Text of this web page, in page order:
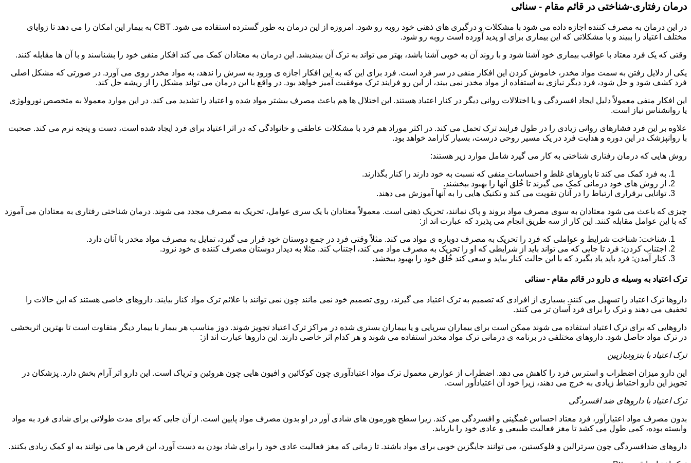
درمان رفتاری-شناختی در قائم مقام - سنائی
در این درمان به مصرف کننده اجازه داده می شود با مشکلات و درگیری های ذهنی خود روبه رو شود. امروزه از این درمان به طور گسترده استفاده می شود. CBT به بیمار این امکان را می دهد تا زوایای
مختلف اعتیاد را ببیند و با مشکلاتی که این بیماری برای او پدید آورده است روبه رو شود.
وقتی که یک فرد معتاد با عواقب بیماری خود آشنا شود و با روند آن به خوبی آشنا باشد، بهتر می تواند به ترک آن بیندیشد. این درمان به معتادان کمک می کند افکار منفی خود را بشناسند و با آن ها مقابله کنند.
یکی از دلایل رفتن به سمت مواد مخدر، خاموش کردن این افکار منفی در سر فرد است. فرد برای این که به این افکار اجازه ی ورود به سرش را ندهد، به مواد مخدر روی می آورد. در صورتی که مشکل اصلی
فرد کشف شود و حل شود، فرد دیگر نیازی به استفاده از مواد مخدر نمی بیند، از این رو فرایند ترک موفقیت آمیز خواهد بود. در واقع با این درمان می تواند مشکل را از ریشه حل کند.
این افکار منفی معمولاً دلیل ایجاد افسردگی و یا اختلالات روانی دیگر در کنار اعتیاد هستند. این اختلال ها هم باعث مصرف بیشتر مواد شده و اعتیاد را تشدید می کند. در این موارد معمولا به متخصص نورولوژی
یا روانشناس نیاز است.
علاوه بر این فرد فشارهای روانی زیادی را در طول فرایند ترک تحمل می کند. در اکثر موراد هم فرد با مشکلات عاطفی و خانوادگی که در اثر اعتیاد برای فرد ایجاد شده است، دست و پنجه نرم می کند. صحبت
با روانپزشک در این دوره و هدایت فرد در یک مسیر روحی درست، بسیار کارامد خواهد بود.
روش هایی که درمان رفتاری شناختی به کار می گیرد شامل موارد زیر هستند:
به فرد کمک می کند تا باورهای غلط و احساسات منفی که نسبت به خود دارند را کنار بگذارند.
از روش های خود درمانی کمک می گیرند تا خُلق آنها را بهبود ببخشند.
توانایی برقراری ارتباط را در آنان تقویت می کند و تکنیک هایی را به آنها آموزش می دهند.
چیزی که باعث می شود معتادان به سوی مصرف مواد بروند و پاک نمانند، تحریک ذهنی است. معمولاً معتادان با یک سری عوامل، تحریک به مصرف مجدد می شوند. درمان شناختی رفتاری به معتادان می آموزد
که با این عوامل مقابله کنند. این کار از سه طریق انجام می پذیرد که عبارت اند از:
شناخت: شناخت شرایط و عواملی که فرد را تحریک به مصرف دوباره ی مواد می کند. مثلاً وقتی فرد در جمع دوستان خود قرار می گیرد، تمایل به مصرف مواد مخدر با آنان دارد.
اجتناب کردن: فرد تا جایی که می تواند باید از شرایطی که او را تحریک به مصرف مواد می کند، اجتناب کند. مثلا به دیدار دوستان مصرف کننده ی خود نرود.
کنار آمدن: فرد باید یاد بگیرد که با این حالت کنار بیاید و سعی کند خُلق خود را بهبود ببخشد.
ترک اعتیاد به وسیله ی دارو در قائم مقام - سنائی
داروها ترک اعتیاد را تسهیل می کنند. بسیاری از افرادی که تصمیم به ترک اعتیاد می گیرند، روی تصمیم خود نمی مانند چون نمی توانند با علائم ترک مواد کنار بیایند. داروهای خاصی هستند که این حالات را
تخفیف می دهند و ترک را برای فرد آسان تر می کنند.
داروهایی که برای ترک اعتیاد استفاده می شوند ممکن است برای بیماران سرپایی و یا بیماران بستری شده در مراکز ترک اعتیاد تجویز شوند. دوز مناسب هر بیمار با بیمار دیگر متفاوت است تا بهترین اثربخشی
در ترک مواد حاصل شود. داروهای مختلفی در برنامه ی درمانی ترک مواد مخدر استفاده می شوند و هر کدام اثر خاصی دارند. این داروها عبارت اند از:
ترک اعتیاد با بنزودیازپین
این دارو میزان اضطراب و استرس فرد را کاهش می دهد. اضطراب از عوارض معمول ترک مواد اعتیادآوری چون کوکائین و افیون هایی چون هروئین و تریاک است. این دارو اثر آرام بخش دارد. پزشکان در
تجویز این دارو احتیاط زیادی به خرج می دهند، زیرا خود آن اعتیادآور است.
ترک اعتیاد با داروهای ضد افسردگی
بدون مصرف مواد اعتیارآور، فرد معتاد احساس غمگینی و افسردگی می کند. زیرا سطح هورمون های شادی آور در او بدون مصرف مواد پایین است. از آن جایی که برای مدت طولانی برای شادی فرد به مواد
وابسته بوده، کمی طول می کشد تا مغز فعالیت طبیعی و عادی خود را بازیابد.
داروهای ضدافسردگی چون سرترالین و فلوکستین، می توانند جایگزین خوبی برای مواد باشند. تا زمانی که مغز فعالیت عادی خود را برای شاد بودن به دست آورد، این قرص ها می توانند به او کمک زیادی بکنند.